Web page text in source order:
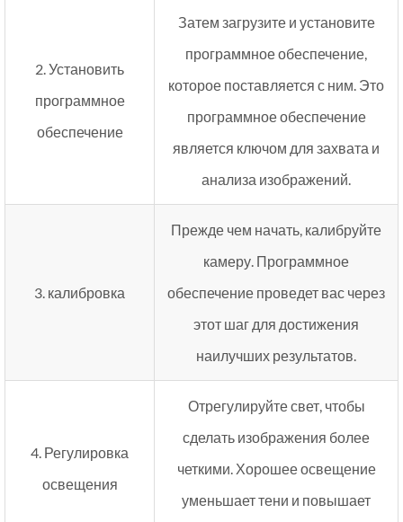
2. Установить
программное
обеспечение
Затем загрузите и установите
программное обеспечение,
которое поставляется с ним. Это
программное обеспечение
является ключом для захвата и
анализа изображений.
3. калибровка
Прежде чем начать, калибруйте
камеру. Программное
обеспечение проведет вас через
этот шаг для достижения
наилучших результатов.
4. Регулировка
освещения
Отрегулируйте свет, чтобы
сделать изображения более
четкими. Хорошее освещение
уменьшает тени и повышает